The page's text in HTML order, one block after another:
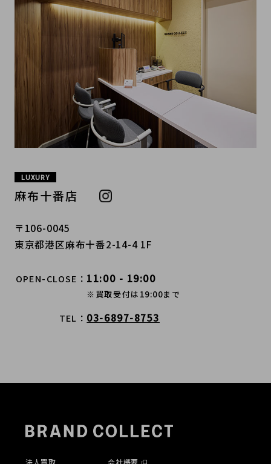
LUXURY
麻布十番店
〒106-0045
東京都港区麻布十番2-14-4 1F
OPEN-CLOSE 11:00 - 19:00
※買取受付は19:00まで
TEL 03-6897-8753